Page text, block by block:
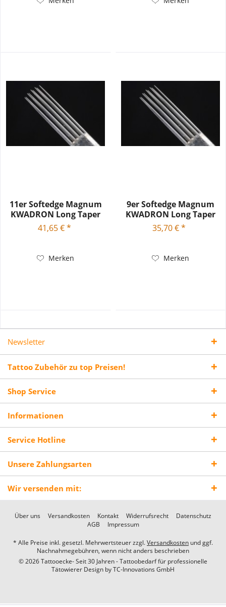
11er Softedge Magnum
KWADRON Long Taper
0.25 SEMLT
41,65 € *
Merken
9er Softedge Magnum
KWADRON Long Taper
0.25 SEMLT
35,70 € *
Merken
Newsletter
Tattoo Zubehör zu top Preisen!
Shop Service
Informationen
Service Hotline
Unsere Zahlungsarten
Wir versenden mit:
Über uns Versandkosten Kontakt Widerrufsrecht
Datenschutz
AGB
Impressum
* Alle Preise inkl. gesetzl. Mehrwertsteuer zzgl.Versandkosten und ggf.
Nachnahmegebühren, wenn nicht anders beschrieben
© 2026 Tattooecke- Seit 30 Jahren - Tattoobedarf für professionelle
Tätowierer Design byTC-Innovations GmbH